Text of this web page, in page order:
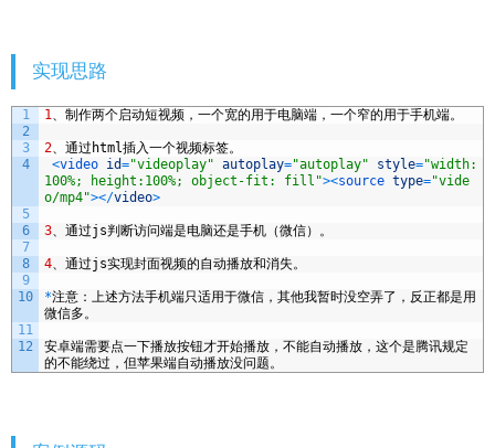
实现思路
1
2
3
4
5
6
7
8
9
10
11
12
1、制作两个启动短视频，一个宽的用于电脑端，一个窄的用于手机端。
2、通过 html插入一个视频标签。
<video id="videoplay" autoplay="autoplay" style="width:
100%; height:100%; object-fit: fill"><source type="vide
o/mp4"></video>
3、通过js判断访问端是电脑还是手机（微信）。
4、通过js实现封面视频的自动播放和消失。
*注意：上述方法手机端只适用于微信，其他我暂时没空弄了，反正都是用
微信多。
安卓端需要点一下播放按钮才开始播放，不能自动播放，这个是腾讯规定
的不能绕过，但苹果端自动播放没问题。